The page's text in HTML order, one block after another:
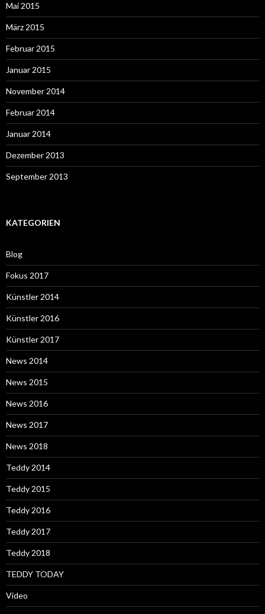
Mai 2015
März 2015
Februar 2015
Januar 2015
November 2014
Februar 2014
Januar 2014
Dezember 2013
September 2013
KATEGORIEN
Blog
Fokus 2017
Künstler 2014
Künstler 2016
Künstler 2017
News 2014
News 2015
News 2016
News 2017
News 2018
Teddy 2014
Teddy 2015
Teddy 2016
Teddy 2017
Teddy 2018
TEDDY TODAY
Video